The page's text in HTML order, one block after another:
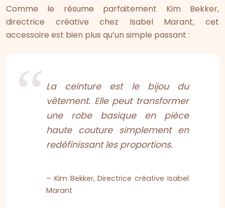
Comme le résume parfaitement Kim Bekker,
directrice créative chez Isabel Marant, cet
accessoire est bien plus qu’un simple passant :
La ceinture est le bijou du
vêtement. Elle peut transformer
une robe basique en pièce
haute couture simplement en
redéfinissant les proportions.
– Kim Bekker, Directrice créative Isabel
Marant